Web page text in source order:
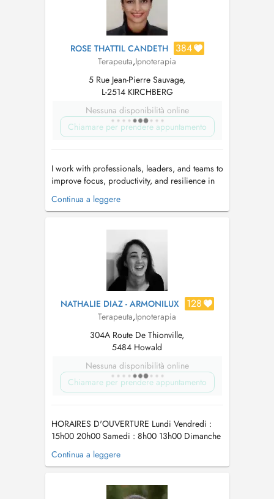
ROSE THATTIL CANDETH 384
Terapeuta,Ipnoterapia
5 Rue Jean-Pierre Sauvage,
L-2514 KIRCHBERG
Nessuna disponibilità online
Chiamare per prendere appuntamento
I work with professionals, leaders, and teams to
improve focus, productivity, and resilience in
demanding work and life environments. My
approach combines practical corporate
individuals and organizations address bu...
Continua a leggere
NATHALIE DIAZ - ARMONILUX 128
Terapeuta,Ipnoterapia
304A Route De Thionville,
5484 Howald
Nessuna disponibilità online
Chiamare per prendere appuntamento
HORAIRES D'OUVERTURE Lundi Vendredi :
15h00 20h00 Samedi : 8h00 13h00 Dimanche
: Fermé Aucun créneau ne vous convient ?
Écrivez-moi àcontact@armonilux.com
votre rythme. ADRESSE DU CABINET 304A,
Continua a leggere